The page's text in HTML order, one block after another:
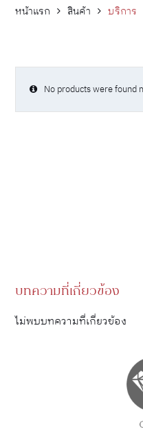
หน้าแรก สินค้า บริการ
No products were found
บทความที่เกี่ยวข้อง
ไม่พบบทความที่เกี่ยวข้อง